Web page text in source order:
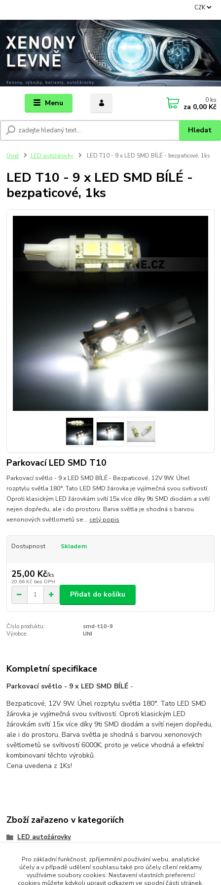
Menu
CZK
Hledat
0 ks
za 0,00 Kč
Úvod LED autožárovky LED T10 - 9 x LED SMD BÍLÉ - bezpaticové, 1ks
LED T10 - 9 x LED SMD BÍLÉ -
bezpaticové, 1ks
Parkovací LED SMD T10
Parkovací světlo - 9 x LED SMD BÍLÉ - Bezpaticové, 12V 9W. Úhel
rozptylu světla 180°. Tato LED SMD žárovka je vyjímečná svou svítivostí.
Oproti klasickým LED žárovkám svítí 15x více díky 9ti SMD diodám a svítí
nejen dopředu, ale i do prostoru. Barva světla je shodná s barvou
xenonových světlometů se... celý popis
Dostupnost Skladem
25,00 Kč/ks
20,66 Kč bez DPH
Přidat do košíku
Číslo produktu:
smd-t10-9
Výrobce:
UNI
Kompletní specifikace
Parkovací světlo - 9 x LED SMD BÍLÉ -
Bezpaticové, 12V 9W. Úhel rozptylu světla 180°. Tato LED SMD
žárovka je vyjímečná svou svítivostí. Oproti klasickým LED
žárovkám svítí 15x více díky 9ti SMD diodám a svítí nejen dopředu,
ale i do prostoru. Barva světla je shodná s barvou xenonových
světlometů se svítivostí 6000K, proto je velice vhodná a efektní
kombinovaní těchto výrobků.
Cena uvedena z 1Ks!
Zboží zařazeno v kategoriích
LED autožárovky
Patice T10 (W5W)
Pro základní funkčnost, zpříjemnění používání webu, analytické
účely a v případě udělení souhlasu také pro účely cílení reklamy
využíváme soubory cookies. Nastavení vlastních preferencí
cookies můžete kdykoli upravit odkazem ve spodní části stránek.